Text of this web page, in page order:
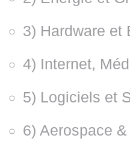
3) Hardware et
4) Internet,
5) Logiciels et
6) Aerospace